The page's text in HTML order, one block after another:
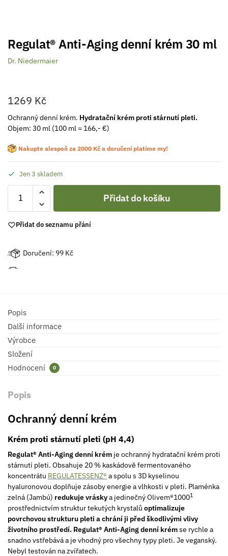
Regulat® Anti-Aging denní krém 30 ml
Dr. Niedermaier
1269 Kč
Ochranný denní krém. Hydratační krém proti stárnutí pleti.
Objem: 30 ml (100 ml = 166,- €)
Nakupte alespoň za 2000 Kč a doručení platíme my!
Jen 3 skladem
Přidat do košíku
Přidat do seznamu přání
Doručení: 99 Kč
Popis
Další informace
Výrobce
Složení
Hodnocení
0
Popis
Ochranný denní krém
Krém proti stárnutí pleti (pH 4,4)
Regulat® Anti-Aging denní krém je ochranný hydratační krém proti
stárnutí pleti. Obsahuje 20 % kaskádově fermentovaného
koncentrátu REGULATESSENZ® a spolu s 3D kyselinou
hyaluronovou doplňuje zásoby energie a vlhkosti v pleti. Plaménka
zelná (Jambú) redukuje vráskya jedinečný Olivem®10001
prostřednictvím struktur tekutých krystalů optimalizuje
povrchovou strukturu pleti a chrání ji před škodlivými vlivy
životního prostředí. Regulat® Anti-Agingdenní krémse rychle a
snadno vstřebává a je vhodný pro všechny typy pleti. Je veganský.
Nebyl testován na zvířatech.